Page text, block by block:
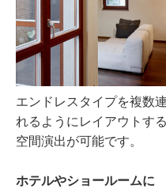
エンドレスタイプを複数
れるようにレイアウトす
空間演出が可能です。
ホテルやショールームに